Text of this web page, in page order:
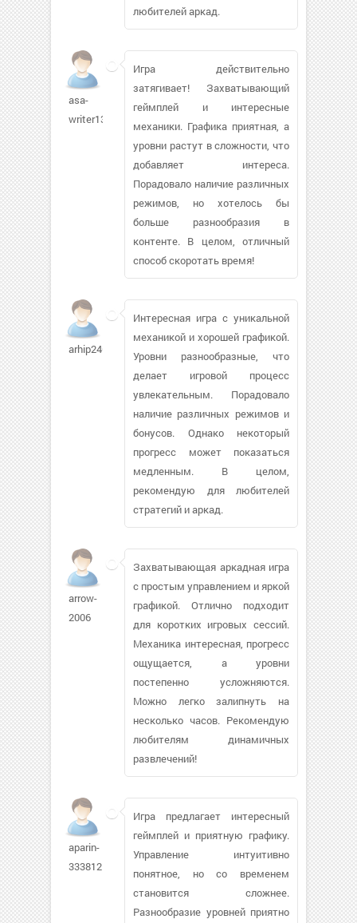
любителей аркад.
asa-
writer139
Игра действительно
затягивает! Захватывающий
геймплей и интересные
механики. Графика приятная, а
уровни растут в сложности, что
добавляет интереса.
Порадовало наличие различных
режимов, но хотелось бы
больше разнообразия в
контенте. В целом, отличный
способ скоротать время!
arhip24613
Интересная игра с уникальной
механикой и хорошей графикой.
Уровни разнообразные, что
делает игровой процесс
увлекательным. Порадовало
наличие различных режимов и
бонусов. Однако некоторый
прогресс может показаться
медленным. В целом,
рекомендую для любителей
стратегий и аркад.
arrow-
2006
Захватывающая аркадная игра
с простым управлением и яркой
графикой. Отлично подходит
для коротких игровых сессий.
Механика интересная, прогресс
ощущается, а уровни
постепенно усложняются.
Можно легко залипнуть на
несколько часов. Рекомендую
любителям динамичных
развлечений!
aparin-
333812
Игра предлагает интересный
геймплей и приятную графику.
Управление интуитивно
понятное, но со временем
становится сложнее.
Разнообразие уровней приятно